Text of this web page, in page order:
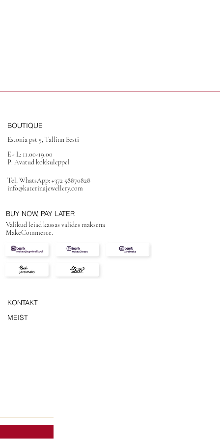
BOUTIQUE
Estonia pst 5, Tallinn Eesti
E - L: 11.00-19.00
P: Avatud kokkuleppel
Tel, WhatsApp: +372 58870828
info@katerinajewellery.com
BUY NOW, PAY LATER
Valikud leiad kassas valides maksena
MakeCommerce.
KONTAKT
MEIST